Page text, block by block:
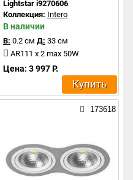
Lightstar i9270606
Коллекция: Intero
В наличии
В: 0.2 см Д: 33 см
AR111 x 2 max 50W
Цена: 3 997 Р.
Купить
173618